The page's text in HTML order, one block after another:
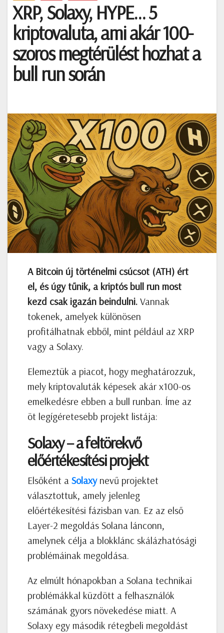
XRP, Solaxy, HYPE… 5
kriptovaluta, ami akár 100-
szoros megtérülést hozhat a
bull run során
A Bitcoin új történelmi csúcsot (ATH) ért
el, és úgy tűnik, a kriptós bull run most
kezd csak igazán beindulni. Vannak
tokenek, amelyek különösen
profitálhatnak ebből, mint például az XRP
vagy a Solaxy.
Elemeztük a piacot, hogy meghatározzuk,
mely kriptovaluták képesek akár x100-os
emelkedésre ebben a bull runban. Íme az
öt legígéretesebb projekt listája:
Solaxy – a feltörekvő
előértékesítési projekt
Elsőként a Solaxynevű projektet
választottuk, amely jelenleg
előértékesítési fázisban van. Ez az első
Layer-2 megoldás Solana lánconn,
amelynek célja a blokklánc skálázhatósági
problémáinak megoldása.
Az elmúlt hónapokban a Solana technikai
problémákkal küzdött a felhasználók
számának gyors növekedése miatt. A
Solaxy egy második rétegbeli megoldást